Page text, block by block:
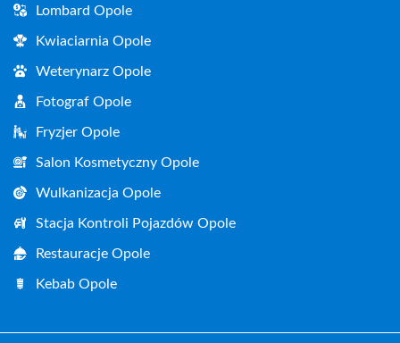
Lombard Opole
Kwiaciarnia Opole
Weterynarz Opole
Fotograf Opole
Fryzjer Opole
Salon Kosmetyczny Opole
Wulkanizacja Opole
Stacja Kontroli Pojazdów Opole
Restauracje Opole
Kebab Opole